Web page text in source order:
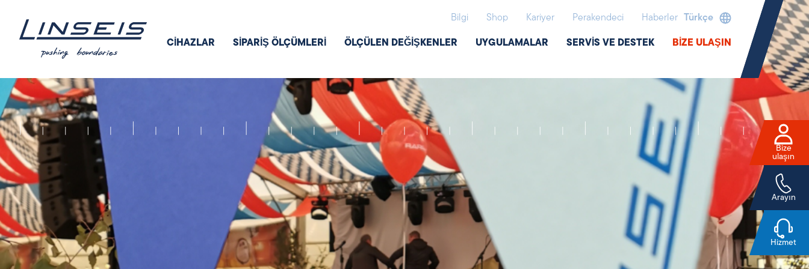
Bilgi Shop Kariyer Perakendeci Haberler Türkçe
CİHAZLAR SIPARIŞ ÖLÇÜMLERI ÖLÇÜLEN DEĞIŞKENLER UYGULAMALAR SERVIS VE DESTEK BIZE ULAŞIN
Bize
ulaşın
Arayın
Hizmet